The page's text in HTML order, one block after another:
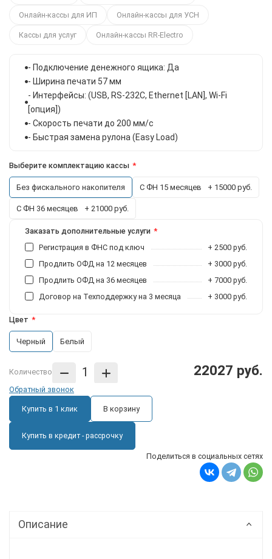
Онлайн-кассы для ИП Онлайн-кассы для УСН
Кассы для услуг Онлайн-кассы RR-Electro
- Подключение денежного ящика: Да
- Ширина печати 57 мм
- Интерфейсы: (USB, RS-232C, Ethernet [LAN], Wi-Fi
[опция])
- Скорость печати до 200 мм/с
- Быстрая замена рулона (Easy Load)
Выберите комплектацию кассы
Без фискального накопителя С ФН 15 месяцев + 15000 руб.
С ФН 36 месяцев + 21000 руб.
Заказать дополнительные услуги
Регистрация в ФНС под ключ
+ 2500 руб.
Продлить ОФД на 12 месяцев
+ 3000 руб.
Продлить ОФД на 36 месяцев
+ 7000 руб.
Договор на Техподдержку на 3 месяца
+ 3000 руб.
Цвет
Черный Белый
Количество 22027 руб.
Обратный звонок
Купить в 1 клик В корзину
Купить в кредит - рассрочку
Поделиться в социальных сетях
Описание